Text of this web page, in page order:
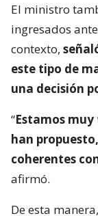
El ministro
ingresados
contexto,
este tipo de
una decisión
“Estamos
han
coherentes
afirmó.
De esta